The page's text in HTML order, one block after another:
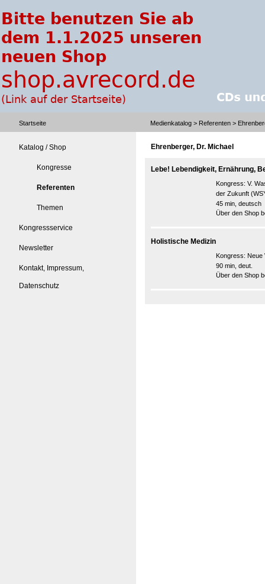
Startseite Medienkatalog > Referenten >
Katalog / Shop
Kongresse
Referenten
Themen
Kongressservice
Newsletter
Kontakt, Impressum,
Datenschutz
Ehrenberger, Dr. Michael
Lebe! Lebendigkeit, Ernährung,
Kongress: V.
der Zukunft
45 min, deutsch
Über den Shop
Holistische Medizin
Kongress: Neue
90 min, deut.
Über den Shop